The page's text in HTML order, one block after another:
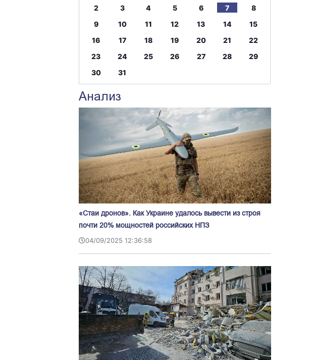
2
3 4 5 6 7
8
9
10 11 12 13 14
15
16
17 18 19 20 21
22
23
24 25 26 27 28
29
30
31
Анализ
«Стаи дронов». Как Украине удалось вывести из строя
почти 20% мощностей российских НПЗ
04/09/2025 12:36:58